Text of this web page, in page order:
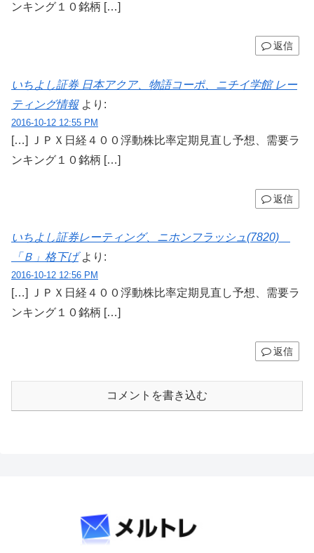
ンキング１０銘柄 […]
返信
いちよし証券 日本アクア、物語コーポ、ニチイ学館 レー
ティング情報 より:
2016-10-12 12:55 PM
[…] ＪＰＸ日経４００浮動株比率定期見直し予想、需要ラ
ンキング１０銘柄 […]
返信
いちよし証券レーティング、ニホンフラッシュ(7820)
「Ｂ」格下げ より:
2016-10-12 12:56 PM
[…] ＪＰＸ日経４００浮動株比率定期見直し予想、需要ラ
ンキング１０銘柄 […]
返信
コメントを書き込む